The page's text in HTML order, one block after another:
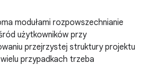
modułami rozpowszechnianie
użytkowników przy
przejrzystej struktury projektu
przypadkach trzeba